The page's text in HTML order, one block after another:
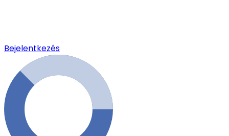
Bejelentkezés